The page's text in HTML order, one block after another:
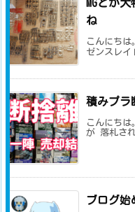
MGとか
ね
こんにちは
ゼンスレ
積みプ
こんにち
が 落札さ
ブログ始